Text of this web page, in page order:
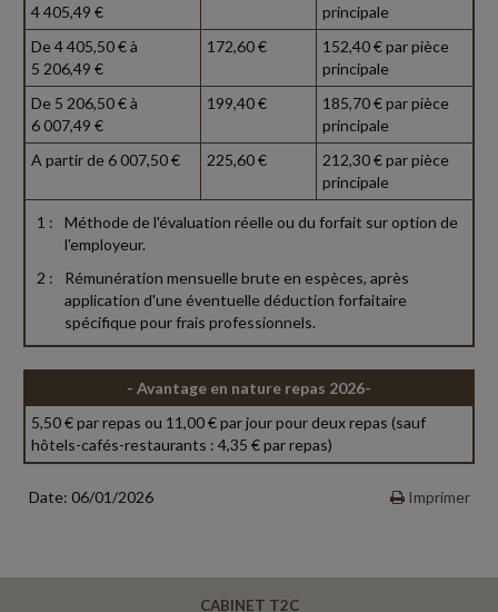
4 405,49 €
principale
De 4 405,50 € à
5 206,49 €
172,60 €
152,40 € par pièce
principale
De 5 206,50 € à
6 007,49 €
199,40 €
185,70 € par pièce
principale
A partir de 6 007,50 €
225,60 €
212,30 € par pièce
principale
1 :
Méthode de l'évaluation réelle ou du forfait sur option de
l'employeur.
2 :
Rémunération mensuelle brute en espèces, après
application d'une éventuelle déduction forfaitaire
spécifique pour frais professionnels.
- Avantage en nature repas 2026-
5,50 € par repas ou 11,00 € par jour pour deux repas (sauf
hôtels-cafés-restaurants : 4,35 € par repas)
Date: 06/01/2026 Imprimer
CABINET T2C